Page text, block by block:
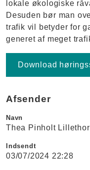
lokale økologiske
Desuden bør man
trafik vil betyder for
generet af meget
Download
Afsender
Navn
Thea Pinholt
Indsendt
03/07/2024 22:28